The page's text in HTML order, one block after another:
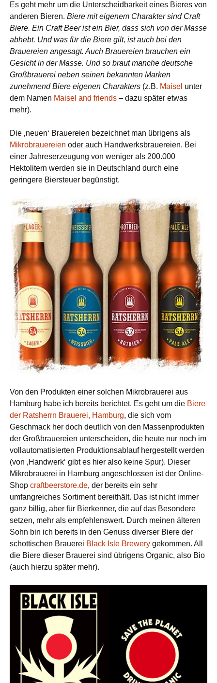
Es geht mehr um die Unterscheidbarkeit eines Bieres von
anderen Bieren. Biere mit eigenem Charakter sind Craft
Biere. Ein Craft Beer ist ein Bier, dass sich von der Masse
abhebt. Und was für die Biere gilt, ist auch bei den
Brauereien angesagt. Auch Brauereien brauchen ein
Gesicht in der Masse. Und so braut manche deutsche
Großbrauerei neben seinen bekannten Marken
zunehmend Biere eigenen Charakters (z.B. Maisel unter
dem Namen Maisel and friends – dazu später etwas
mehr).
Die ‚neuen‘ Brauereien bezeichnet man übrigens als
Mikrobrauereien oder auch Handwerksbrauereien. Bei
einer Jahreserzeugung von weniger als 200.000
Hektolitern werden sie in Deutschland durch eine
geringere Biersteuer begünstigt.
Von den Produkten einer solchen Mikrobrauerei aus
Hamburg habe ich bereits berichtet. Es geht um die Biere
der Ratsherrn Brauerei, Hamburg, die sich vom
Geschmack her doch deutlich von den Massenprodukten
der Großbrauereien unterscheiden, die heute nur noch im
vollautomatisierten Produktionsablauf hergestellt werden
(von ‚Handwerk‘ gibt es hier also keine Spur). Dieser
Mikrobrauerei in Hamburg angeschlossen ist der Online-
Shop craftbeerstore.de, der bereits ein sehr
umfangreiches Sortiment bereithält. Das ist nicht immer
ganz billig, aber für Bierkenner, die auf das Besondere
setzen, mehr als empfehlenswert. Durch meinen älteren
Sohn bin ich bereits in den Genuss diverser Biere der
schottischen Brauerei Black Isle Brewery gekommen. All
die Biere dieser Brauerei sind übrigens Organic, also Bio
(auch hierzu später mehr).